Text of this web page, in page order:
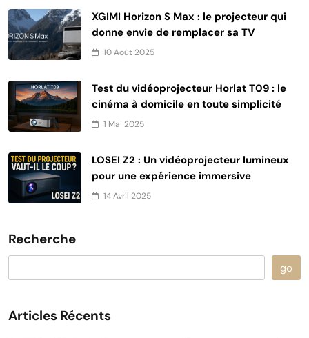
XGIMI Horizon S Max : le projecteur qui
donne envie de remplacer sa TV
10 Août 2025
Test du vidéoprojecteur Horlat T09 : le
cinéma à domicile en toute simplicité
1 Mai 2025
LOSEI Z2 : Un vidéoprojecteur lumineux
pour une expérience immersive
14 Avril 2025
Recherche
go
Articles Récents